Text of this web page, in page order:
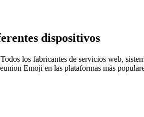
dispositivos
los fabricantes de servicios web,
Emoji en las plataformas más